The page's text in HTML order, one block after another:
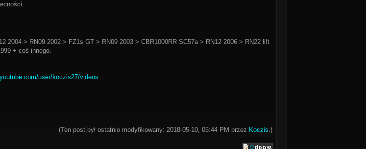
2004 > RN09 2002 > FZ1s GT > RN09 2003 > CBR1000RR SC57a > RN12 2006 > RN22 lift
+ coś innego.
user/koczis27/videos
(Ten post był ostatnio modyfikowany: 2018-05-10, 05:44 PM przez Koczis.)